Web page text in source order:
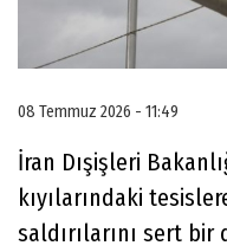
08 Temmuz 2026 - 11:49
İran Dışişleri
kıyılarındaki
saldırılarını sert